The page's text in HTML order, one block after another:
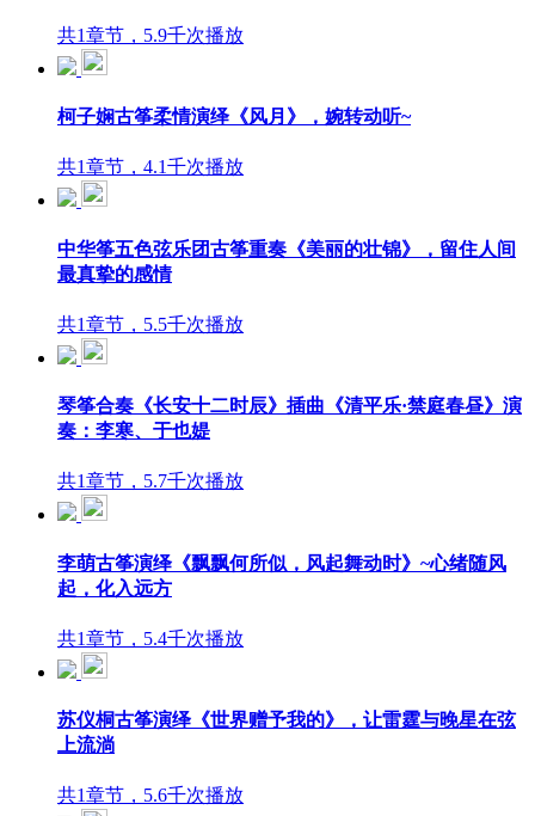
共1章节，5.9千次播放
柯子娴古筝柔情演绎《风月》，婉转动听~
共1章节，4.1千次播放
中华筝五色弦乐团古筝重奏《美丽的壮锦》，留住人间
最真挚的感情
共1章节，5.5千次播放
琴筝合奏《长安十二时辰》插曲《清平乐·禁庭春昼》演
奏：李寒、于也媞
共1章节，5.7千次播放
李萌古筝演绎《飘飘何所似，风起舞动时》~心绪随风
起，化入远方
共1章节，5.4千次播放
苏仪桐古筝演绎《世界赠予我的》，让雷霆与晚星在弦
上流淌
共1章节，5.6千次播放